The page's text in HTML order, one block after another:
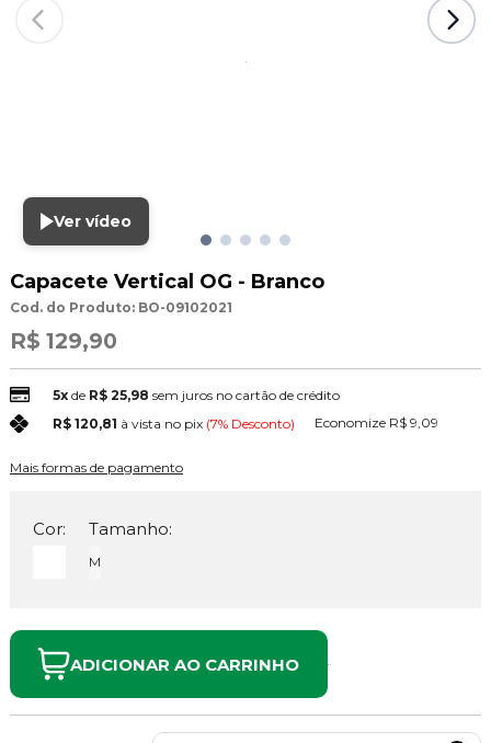
Ver vídeo
Capacete Vertical OG - Branco
Cod. do Produto: BO-09102021
R$ 129,90
5xde R$ 25,98 sem juros no cartão de crédito
R$ 120,81 à vista no pix (7% Desconto) Economize R$ 9,09
Mais formas de pagamento
Cor: Tamanho:
M
ADICIONAR AO CARRINHO